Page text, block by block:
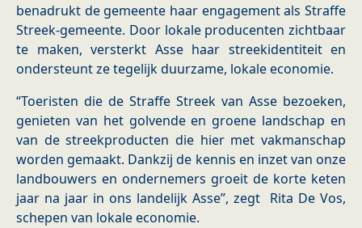
benadrukt de gemeente haar engagement als Straffe
Streek‑gemeente. Door lokale producenten zichtbaar
te maken, versterkt Asse haar streekidentiteit en
ondersteunt ze tegelijk duurzame, lokale economie.
“Toeristen die de Straffe Streek van Asse bezoeken,
genieten van het golvende en groene landschap en
van de streekproducten die hier met vakmanschap
worden gemaakt. Dankzij de kennis en inzet van onze
landbouwers en ondernemers groeit de korte keten
jaar na jaar in ons landelijk Asse”, zegt ​ Rita De Vos,
schepen van lokale economie.